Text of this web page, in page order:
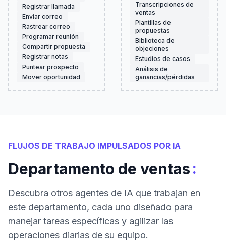
Registrar llamada
Enviar correo
Rastrear correo
Programar reunión
Compartir propuesta
Registrar notas
Puntear prospecto
Mover oportunidad
Transcripciones de
ventas
Plantillas de
propuestas
Biblioteca de
objeciones
Estudios de casos
Análisis de
ganancias/pérdidas
FLUJOS DE TRABAJO IMPULSADOS POR IA
Departamento de ventas:
Descubra otros agentes de IA que trabajan en
este departamento, cada uno diseñado para
manejar tareas específicas y agilizar las
operaciones diarias de su equipo.